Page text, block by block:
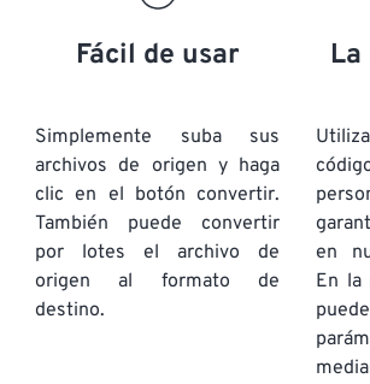
Fácil de usar
Simplemente suba sus
archivos de origen y haga
clic en el botón convertir.
También puede convertir
por lotesel archivo de
origen al formato de
destino.
en
En la